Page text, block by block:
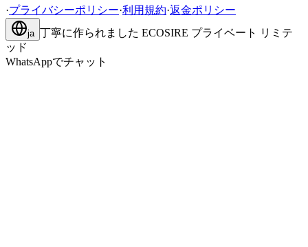
·プライバシーポリシー·利用規約·返金ポリシー
ja 丁寧に作られました ECOSIRE プライベート リミテ
ッド
WhatsAppでチャット